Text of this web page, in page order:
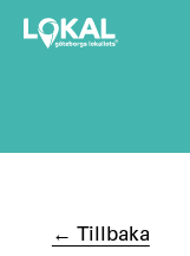
← Tillbaka